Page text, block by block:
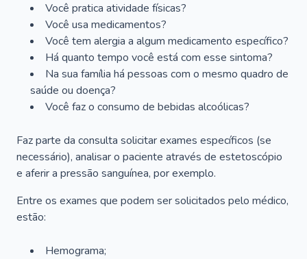
Você pratica atividade físicas?
Você usa medicamentos?
Você tem alergia a algum medicamento específico?
Há quanto tempo você está com esse sintoma?
Na sua família há pessoas com o mesmo quadro de
saúde ou doença?
Você faz o consumo de bebidas alcoólicas?
Faz parte da consulta solicitar exames específicos (se
necessário), analisar o paciente através de estetoscópio
e aferir a pressão sanguínea, por exemplo.
Entre os exames que podem ser solicitados pelo médico,
estão:
Hemograma;